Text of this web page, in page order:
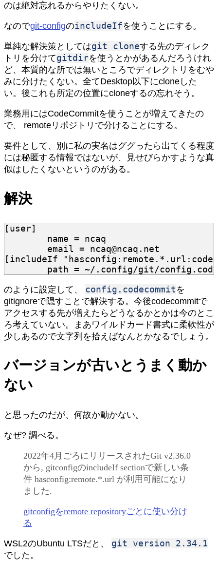
のは絶対忘れるからやりたくない。
なのでgit-configのincludeIfを使うことにする。
単純な解決策としてはgit cloneする先のディレク
トリを分けてgitdirを使うとかがあるんだろうけれ
ど、本質的な所では無いところでディレクトリをむや
みに分けたくない。全てDesktop以下にcloneした
い。後これも所定の位置にcloneするの忘れそう。
業務用にはCodeCommitを使うことが増えてきたの
で、 remoteリポジトリで分けることにする。
要件として、別に私の実名はググったら出てくる程度
には秘匿する情報ではないが、見せびらかすような真
似はしたくないというのがある。
解決
[user]
name =
ncaq
email
=
ncaq@ncaq.net
[includeIf
path = ~/.config/git/
のように設定して、 config.codecommit を
gitignoreで隠すことで解決する。今後codecommitで
アクセスする先が増えたらどうなるかとかは今のとこ
ろ考えていない。まあワイルドカード書式に柔軟性が
少しあるので文字列を拾えばなんとかなるでしょう。
バージョンが古いとうまく動か
ない
と思ったのだが、何故か動かない。
なぜ? 調べる。
2022年4月ごろにリリースされたGit v2.36.0
から, gitconfigのincludeIf sectionで新しい条
件 hasconfig:remote.*.url が利用可能になり
ました.
gitconfigをremote repositoryごとに使い分け
る
WSL2のUbuntu LTSだと、 git version 2.34.1
でした。